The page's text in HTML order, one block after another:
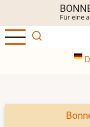
Inhalt
Für eine